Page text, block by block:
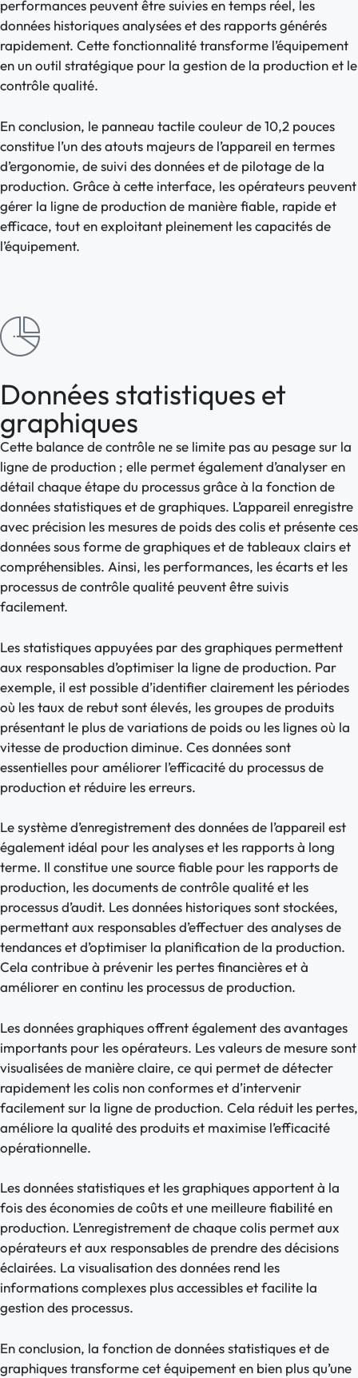
performances peuvent être suivies en temps réel, les
données historiques analysées et des rapports générés
rapidement. Cette fonctionnalité transforme l’équipement
en un outil stratégique pour la gestion de la production et le
contrôle qualité.
En conclusion, le panneau tactile couleur de 10,2 pouces
constitue l’un des atouts majeurs de l’appareil en termes
d’ergonomie, de suivi des données et de pilotage de la
production. Grâce à cette interface, les opérateurs peuvent
gérer la ligne de production de manière fiable, rapide et
efficace, tout en exploitant pleinement les capacités de
l’équipement.
Données statistiques et
graphiques
Cette balance de contrôle ne se limite pas au pesage sur la
ligne de production ; elle permet également d’analyser en
détail chaque étape du processus grâce à la fonction de
données statistiques et de graphiques. L’appareil enregistre
avec précision les mesures de poids des colis et présente ces
données sous forme de graphiques et de tableaux clairs et
compréhensibles. Ainsi, les performances, les écarts et les
processus de contrôle qualité peuvent être suivis
facilement.
Les statistiques appuyées par des graphiques permettent
aux responsables d’optimiser la ligne de production. Par
exemple, il est possible d’identifier clairement les périodes
où les taux de rebut sont élevés, les groupes de produits
présentant le plus de variations de poids ou les lignes où la
vitesse de production diminue. Ces données sont
essentielles pour améliorer l’efficacité du processus de
production et réduire les erreurs.
Le système d’enregistrement des données de l’appareil est
également idéal pour les analyses et les rapports à long
terme. Il constitue une source fiable pour les rapports de
production, les documents de contrôle qualité et les
processus d’audit. Les données historiques sont stockées,
permettant aux responsables d’effectuer des analyses de
tendances et d’optimiser la planification de la production.
Cela contribue à prévenir les pertes financières et à
améliorer en continu les processus de production.
Les données graphiques offrent également des avantages
importants pour les opérateurs. Les valeurs de mesure sont
visualisées de manière claire, ce qui permet de détecter
rapidement les colis non conformes et d’intervenir
facilement sur la ligne de production. Cela réduit les pertes,
améliore la qualité des produits et maximise l’efficacité
opérationnelle.
Les données statistiques et les graphiques apportent à la
fois des économies de coûts et une meilleure fiabilité en
production. L’enregistrement de chaque colis permet aux
opérateurs et aux responsables de prendre des décisions
éclairées. La visualisation des données rend les
informations complexes plus accessibles et facilite la
gestion des processus.
En conclusion, la fonction de données statistiques et de
graphiques transforme cet équipement en bien plus qu’une